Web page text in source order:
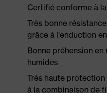
Certifié conforme à
Très bonne
grâce à l'enduction
Bonne préhension
humides
Très haute
à la combinaison de